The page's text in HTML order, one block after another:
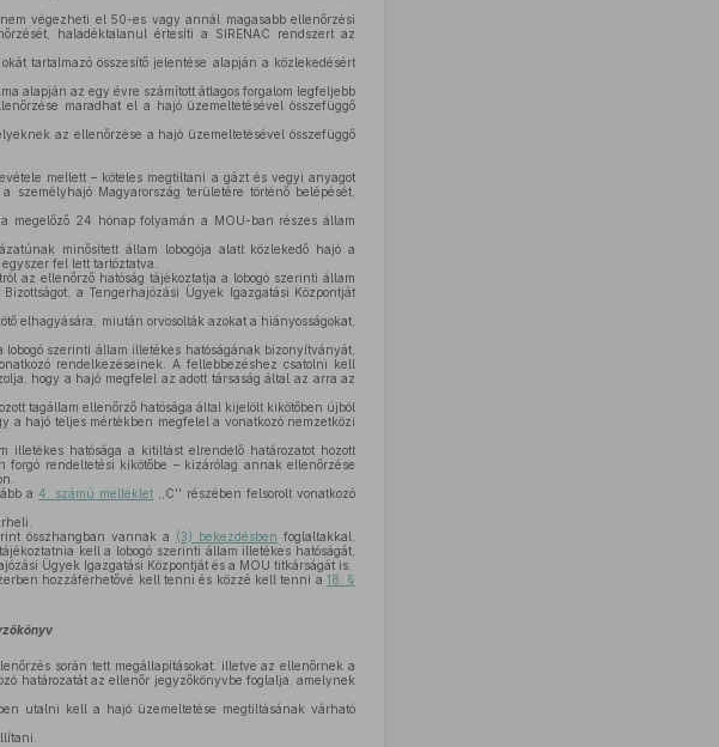
végezheti el 50-es vagy annál magasabb ellenőrzési
haladéktalanul értesíti a SIRENAC rendszert az
tartalmazó összesítő jelentése alapján a közlekedésért
alapján az egy évre számított átlagos forgalom legfeljebb
maradhat el a hajó üzemeltetésével összefüggő
az ellenőrzése a hajó üzemeltetésével összefüggő
mellett – köteles megtiltani a gázt és vegyi anyagot
Magyarország területére történő belépését,
megelőző 24 hónap folyamán a MOU-ban részes állam
minősített állam lobogója alatt közlekedő hajó a
fel lett tartóztatva.
az ellenőrző hatóság tájékoztatja a lobogó szerinti állam
a Tengerhajózási Ügyek Igazgatási Központját
elhagyására, miután orvosolták azokat a hiányosságokat,
szerinti állam illetékes hatóságának bizonyítványát,
rendelkezéseinek. A fellebbezéshez csatolni kell
hogy a hajó megfelel az adott társaság által az arra az
tagállam ellenőrző hatósága által kijelölt kikötőben újból
a hajó teljes mértékben megfelel a vonatkozó nemzetközi
illetékes hatósága a kitiltást elrendelő határozatot hozott
rendeltetési kikötőbe – kizárólag annak ellenőrzése
a4. számú melléklet ,,C'' részében felsorolt vonatkozó
összhangban vannak a (3) bekezdésben foglaltakkal,
kell a lobogó szerinti állam illetékes hatóságát,
Ügyek Igazgatási Központját és a MOU titkárságát is.
hozzáférhetővé kell tenni és közzé kell tenni a 18. §
során tett megállapításokat, illetve az ellenőrnek a
határozatát az ellenőr jegyzőkönyvbe foglalja, amelynek
utalni kell a hajó üzemeltetése megtiltásának várható